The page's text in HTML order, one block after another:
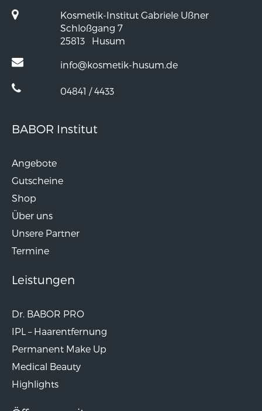
Kosmetik-Institut Gabriele Ußner
Schloßgang 7
25813
Husum
info@kosmetik-husum.de
04841 / 4433
BABOR Institut
Angebote
Gutscheine
Shop
Über uns
Unsere Partner
Termine
Leistungen
Dr. BABOR PRO
IPL – Haarentfernung
Permanent Make Up
Medical Beauty
Highlights